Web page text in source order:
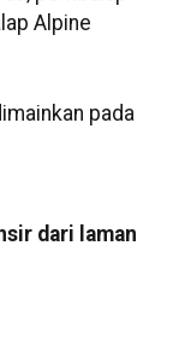
Alpine
pada
dari laman